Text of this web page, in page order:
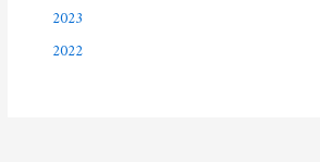
2023
2022